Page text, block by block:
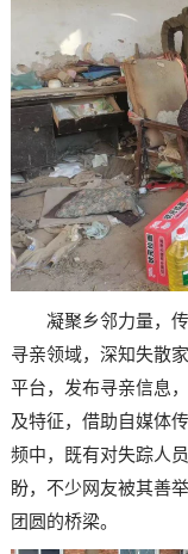
凝聚乡邻力量，
寻亲领域，深知失散
平台，发布寻亲信息
及特征，借助自媒体
频中，既有对失踪人
盼，不少网友被其善
团圆的桥梁。